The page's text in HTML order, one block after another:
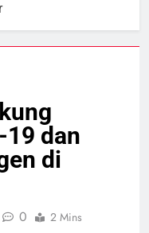
19 dan
di
0 2 Mins